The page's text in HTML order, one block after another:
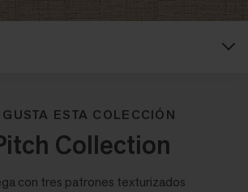
ESTA COLECCIÓN
Collection
con tres patrones texturizados